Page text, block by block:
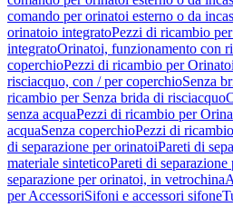
comando per orinatoi esterno o da
orinatoio integratoPezzi di ricambio
integratoOrinatoi, funzionamento con
coperchioPezzi di ricambio per
risciacquo, con / per coperchioSenza
ricambio per Senza brida di risciacquo
senza acquaPezzi di ricambio per
acquaSenza coperchioPezzi di
di separazione per orinatoiPareti di
materiale sinteticoPareti di
separazione per orinatoi, in vetrochina
per AccessoriSifoni e accessori sifone